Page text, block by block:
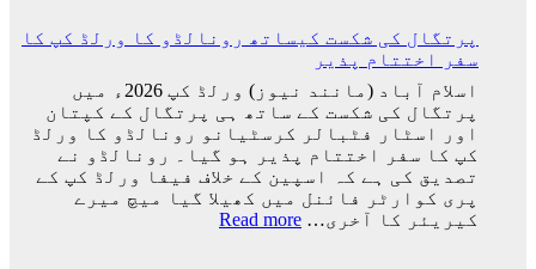
ہوگا:
فاطمہ
ثنا
اپنے
ترین
کھلاڑیوں
میں
سے
ایک
کو
کھو
پرتگال کی شکست کیساتھ رونالڈو کا ورلڈ کپ کا
سفر اختتام پذیر
اسلام آباد (مانند نیوز) ورلڈ کپ 2026ء میں
پرتگال کی شکست کے ساتھ ہی پرتگال کے کپتان
اور اسٹار فٹبالر کرسٹیانو رونالڈو کا ورلڈ
کپ کا سفر اختتام پذیر ہو گیا۔ رونالڈو نے
تصدیق کی ہے کہ اسپین کے خلاف فیفا ورلڈ کپ کے
پری کوارٹر فائنل میں کھیلا گیا میچ میرے
کیریئر کا آخری… Read more
: